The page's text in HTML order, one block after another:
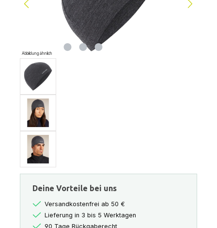
Abbildung ähnlich
Deine Vorteile bei uns
Versandkostenfrei ab 50 €
Lieferung in 3 bis 5 Werktagen
90 Tage Rückgaberecht